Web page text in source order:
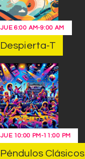
JUE 6:00 AM-9:00 AM
Despierta-T
JUE 10:00 PM-11:00 PM
Péndulos Clásicos